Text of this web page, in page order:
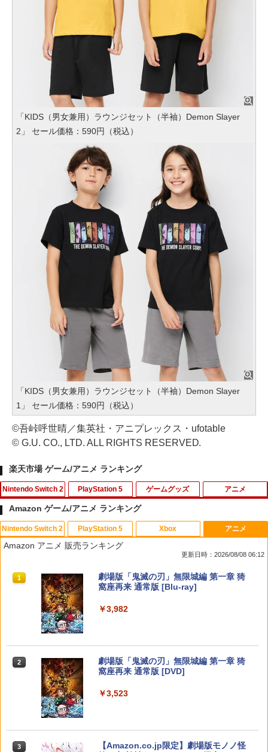
「KIDS（男女兼用）ラウンジセット（半袖）Demon Slayer
2」 セール価格：590円（税込）
「KIDS（男女兼用）ラウンジセット（半袖）Demon Slayer
1」 セール価格：590円（税込）
©吾峠呼世晴／集英社・アニプレックス・ufotable
© G.U. CO., LTD. ALL RIGHTS RESERVED.
楽天市場 ゲーム/アニメ ランキング
Nintendo Switch 2
1
スプラトゥーン レイダース [Nintendo S
witch 2 専用] 任天堂[ラッピング不可]
￥6,680
PlayStation 5
1
FPS エイム アシストキャップ PS5 PS4
コントローラ 対応 Playstation プレイス
テーション 対戦 APEX cod フォトナ FP
パープル オレンジ シューティングゲー
ム アクションゲーム プレステ プレステ5
2
PS5 SONY純正USBケーブル CtoC PS5
後期型 単品
￥1,500
3 【大容量】SILENT HILL f PS5対応 LIP1
ゲームグッズ アニメ
1
【中古】【未使用品】モアナと伝説の海
2 [純正ブルーレイ＋純正ケース]
￥4,400
￥6,864
Amazon ゲーム/アニメ ランキング
Nintendo Switch 2
1
スプラトゥーン レイダース|オンライン
コード版
￥5,832
2 スプラトゥーン レイダース -Switch2
3 Nintendo Switch 2(日本語・国内専用)
PlayStation 5
1
PlayStation 5 デジタル・エディション
日本語専用 Console Language: Japan
2
Beast of Reincarnation -PS5 【特典】
プロダクトコード 封入
￥7,286
3 【純正品】ディスクドライブ(CFI-ZDD1
Xbox
1
【純正品】Xbox ワイヤレス コントロー
ラー + USB-C® ケーブル
￥8,300
ラー (ロボット ホワイト)
3
アニメ
Amazon アニメ 販売ランキング
更新日時：2026/08/08 06:12
1
劇場版「鬼滅の刃」無限城編 第一章 猗
窩座再来 通常版 [Blu-ray]
￥3,982
2
劇場版「鬼滅の刃」無限城編 第一章 猗
窩座再来 通常版 [DVD]
￥3,523
3
【Amazon.co.jp限定】劇場版モノノ怪